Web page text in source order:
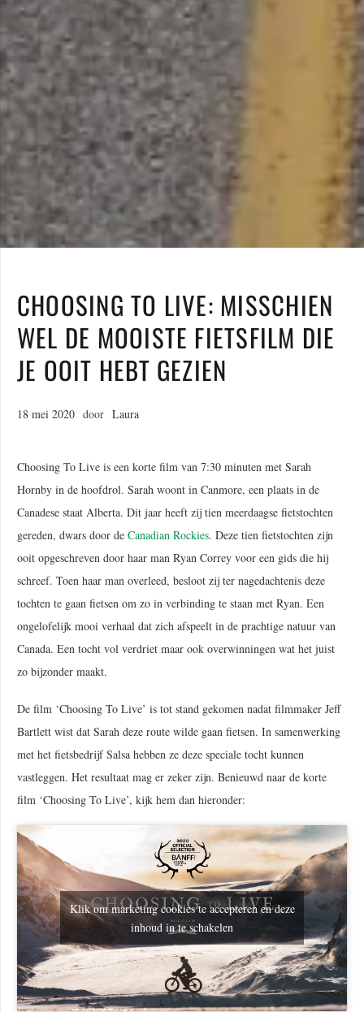
CHOOSING TO LIVE: MISSCHIEN
WEL DE MOOISTE FIETSFILM DIE
JE OOIT HEBT GEZIEN
18 mei 2020 door Laura
Choosing To Live is een korte film van 7:30 minuten met Sarah
Hornby in de hoofdrol. Sarah woont in Canmore, een plaats in de
Canadese staat Alberta. Dit jaar heeft zij tien meerdaagse fietstochten
gereden, dwars door de Canadian Rockies. Deze tien fietstochten zijn
ooit opgeschreven door haar man Ryan Correy voor een gids die hij
schreef. Toen haar man overleed, besloot zij ter nagedachtenis deze
tochten te gaan fietsen om zo in verbinding te staan met Ryan. Een
ongelofelijk mooi verhaal dat zich afspeelt in de prachtige natuur van
Canada. Een tocht vol verdriet maar ook overwinningen wat het juist
zo bijzonder maakt.
De film ‘Choosing To Live’ is tot stand gekomen nadat filmmaker Jeff
Bartlett wist dat Sarah deze route wilde gaan fietsen. In samenwerking
met het fietsbedrijf Salsa hebben ze deze speciale tocht kunnen
vastleggen. Het resultaat mag er zeker zijn. Benieuwd naar de korte
film ‘Choosing To Live’, kijk hem dan hieronder:
Klik om marketing cookies te accepteren en deze
inhoud in te schakelen